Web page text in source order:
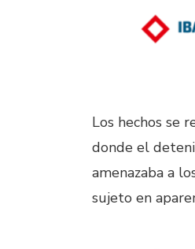
Los hechos se
donde el
amenazaba a
sujeto en